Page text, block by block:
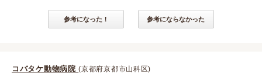
参考になった！ 参考にならなかった
コバタケ動物病院(京都府京都市山科区)